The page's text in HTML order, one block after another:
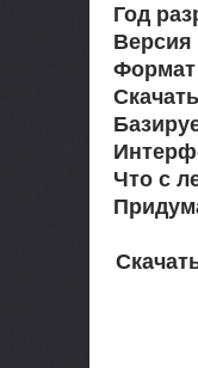
Год
Версия
Что с